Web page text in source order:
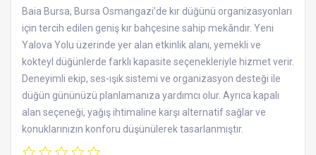
Baia Bursa, Bursa Osmangazi’de kır düğünü organizasyonları
için tercih edilen geniş kır bahçesine sahip mekândır. Yeni
Yalova Yolu üzerinde yer alan etkinlik alanı, yemekli ve
kokteyl düğünlerde farklı kapasite seçenekleriyle hizmet verir.
Deneyimli ekip, ses-ışık sistemi ve organizasyon desteği ile
düğün gününüzü planlamanıza yardımcı olur. Ayrıca kapalı
alan seçeneği, yağış ihtimaline karşı alternatif sağlar ve
konuklarınızın konforu düşünülerek tasarlanmıştır.